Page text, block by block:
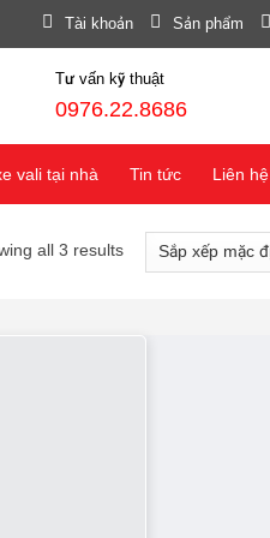
Tài khoản Sản phẩm
Tư vấn kỹ thuật
0976.22.8686
vali tại nhà Tin tức Liên hệ
all 3 results